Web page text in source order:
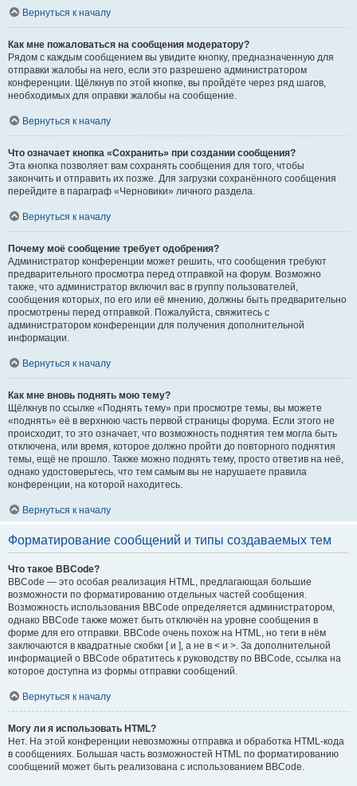
Вернуться к началу
Как мне пожаловаться на сообщения модератору?
Рядом с каждым сообщением вы увидите кнопку, предназначенную для
отправки жалобы на него, если это разрешено администратором
конференции. Щёлкнув по этой кнопке, вы пройдёте через ряд шагов,
необходимых для оправки жалобы на сообщение.
Вернуться к началу
Что означает кнопка «Сохранить» при создании сообщения?
Эта кнопка позволяет вам сохранять сообщения для того, чтобы
закончить и отправить их позже. Для загрузки сохранённого сообщения
перейдите в параграф «Черновики» личного раздела.
Вернуться к началу
Почему моё сообщение требует одобрения?
Администратор конференции может решить, что сообщения требуют
предварительного просмотра перед отправкой на форум. Возможно
также, что администратор включил вас в группу пользователей,
сообщения которых, по его или её мнению, должны быть предварительно
просмотрены перед отправкой. Пожалуйста, свяжитесь с
администратором конференции для получения дополнительной
информации.
Вернуться к началу
Как мне вновь поднять мою тему?
Щёлкнув по ссылке «Поднять тему» при просмотре темы, вы можете
«поднять» её в верхнюю часть первой страницы форума. Если этого не
происходит, то это означает, что возможность поднятия тем могла быть
отключена, или время, которое должно пройти до повторного поднятия
темы, ещё не прошло. Также можно поднять тему, просто ответив на неё,
однако удостоверьтесь, что тем самым вы не нарушаете правила
конференции, на которой находитесь.
Вернуться к началу
Форматирование сообщений и типы создаваемых тем
Что такое BBCode?
BBCode — это особая реализация HTML, предлагающая большие
возможности по форматированию отдельных частей сообщения.
Возможность использования BBCode определяется администратором,
однако BBCode также может быть отключён на уровне сообщения в
форме для его отправки. BBCode очень похож на HTML, но теги в нём
заключаются в квадратные скобки [ и ], а не в < и >. За дополнительной
информацией о BBCode обратитесь к руководству по BBCode, ссылка на
которое доступна из формы отправки сообщений.
Вернуться к началу
Могу ли я использовать HTML?
Нет. На этой конференции невозможны отправка и обработка HTML-кода
в сообщениях. Большая часть возможностей HTML по форматированию
сообщений может быть реализована с использованием BBCode.